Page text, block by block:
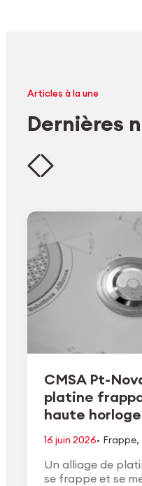
Articles à la une
Dernières
CMSA Pt-
platine
haute
16 juin 2026· Frappe,
Un alliage de
se frappe et se